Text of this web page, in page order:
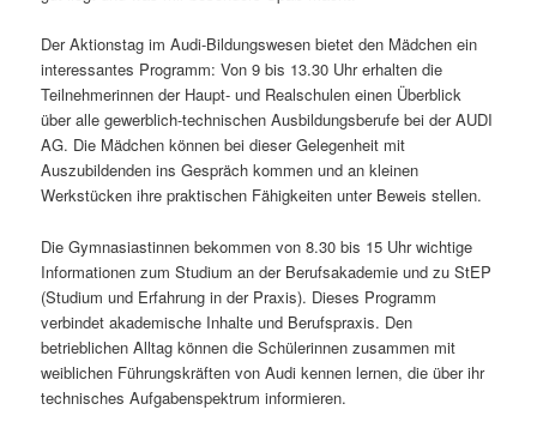
Der Aktionstag im Audi-Bildungswesen bietet den Mädchen ein
interessantes Programm: Von 9 bis 13.30 Uhr erhalten die
Teilnehmerinnen der Haupt- und Realschulen einen Überblick
über alle gewerblich-technischen Ausbildungsberufe bei der AUDI
AG. Die Mädchen können bei dieser Gelegenheit mit
Auszubildenden ins Gespräch kommen und an kleinen
Werkstücken ihre praktischen Fähigkeiten unter Beweis stellen.
Die Gymnasiastinnen bekommen von 8.30 bis 15 Uhr wichtige
Informationen zum Studium an der Berufsakademie und zu StEP
(Studium und Erfahrung in der Praxis). Dieses Programm
verbindet akademische Inhalte und Berufspraxis. Den
betrieblichen Alltag können die Schülerinnen zusammen mit
weiblichen Führungs­kräften von Audi kennen lernen, die über ihr
technisches Aufgabenspektrum informieren.